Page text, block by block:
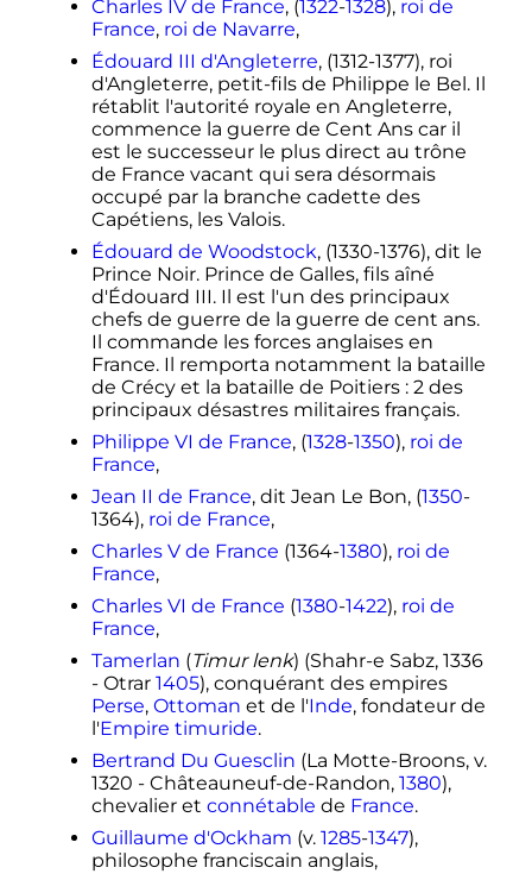
Charles IV de France, (1322-1328), roi de
France, roi de Navarre,
Édouard III d'Angleterre, (1312-1377), roi
d'Angleterre, petit-fils de Philippe le Bel. Il
rétablit l'autorité royale en Angleterre,
commence la guerre de Cent Ans car il
est le successeur le plus direct au trône
de France vacant qui sera désormais
occupé par la branche cadette des
Capétiens, les Valois.
Édouard de Woodstock, (1330-1376), dit le
Prince Noir. Prince de Galles, fils aîné
d'Édouard III. Il est l'un des principaux
chefs de guerre de la guerre de cent ans.
Il commande les forces anglaises en
France. Il remporta notamment la bataille
de Crécy et la bataille de Poitiers : 2 des
principaux désastres militaires français.
Philippe VI de France, (1328-1350), roi de
France,
Jean II de France, dit Jean Le Bon, (1350-
1364), roi de France,
Charles V de France (1364-1380), roi de
France,
Charles VI de France (1380-1422), roi de
France,
Tamerlan (Timur lenk) (Shahr-e Sabz, 1336
- Otrar 1405), conquérant des empires
Perse, Ottoman et de l'Inde, fondateur de
l'Empire timuride.
Bertrand Du Guesclin (La Motte-Broons, v.
1320 - Châteauneuf-de-Randon, 1380),
chevalier et connétable de France.
Guillaume d'Ockham (v. 1285-1347),
philosophe franciscain anglais,